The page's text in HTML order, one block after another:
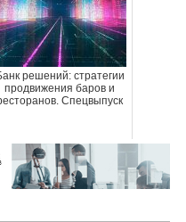
решений: стратегии
продвижения баров и
Спецвыпуск